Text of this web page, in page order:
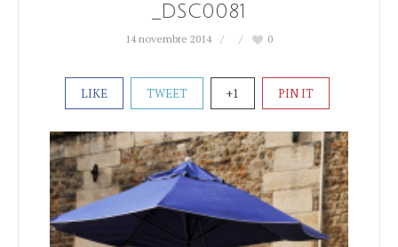
_DSC0081
14 novembre 2014 0
LIKE TWEET +1 PIN IT